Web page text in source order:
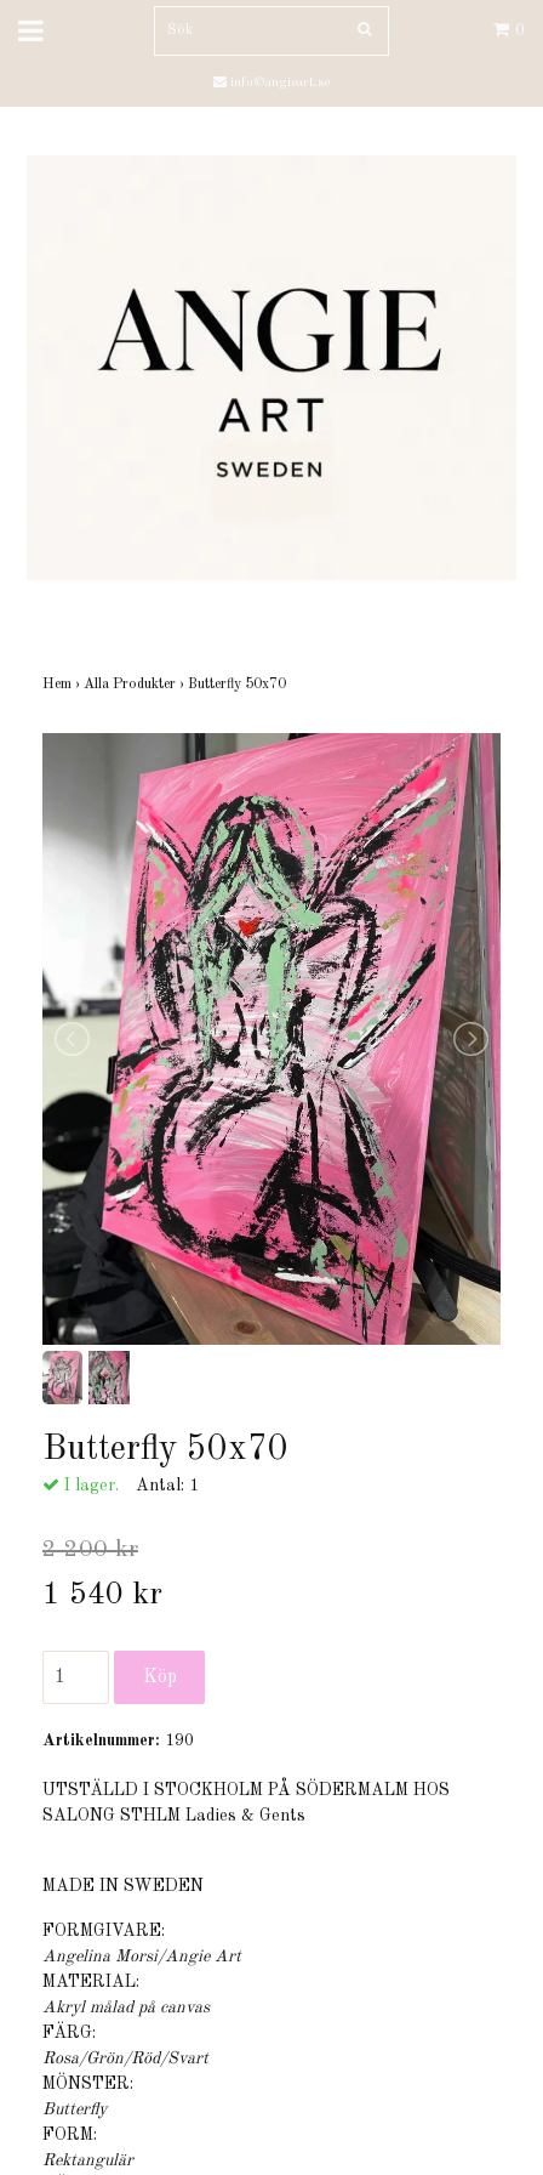
0
info@angieart.se
Hem › Alla Produkter › Butterfly 50x70
Butterfly 50x70
I lager. Antal: 1
2 200 kr
1 540 kr
Artikelnummer: 190
UTSTÄLLD I STOCKHOLM PÅ SÖDERMALM HOS
SALONG STHLM Ladies & Gents
MADE IN SWEDEN
FORMGIVARE:
Angelina Morsi/Angie Art
MATERIAL:
Akryl målad på canvas
FÄRG:
Rosa/Grön/Röd/Svart
MÖNSTER:
Butterfly
FORM:
Rektangulär